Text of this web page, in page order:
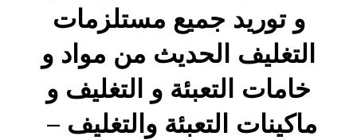
و توريد جميع مستلزمات
التغليف الحديث من مواد و
خامات التعبئة و التغليف و
ماكينات التعبئة والتغليف –